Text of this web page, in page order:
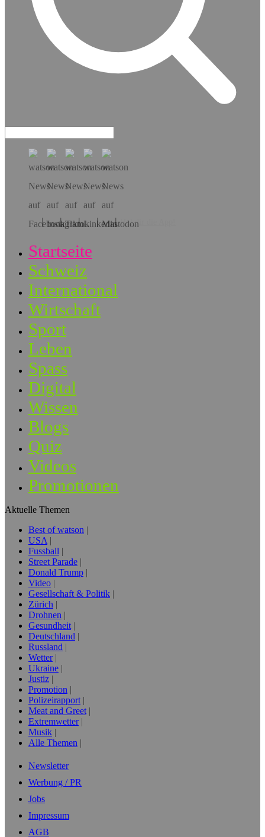
Hol dir die App!
Startseite
Schweiz
International
Wirtschaft
Sport
Leben
Spass
Digital
Wissen
Blogs
Quiz
Videos
Promotionen
Aktuelle Themen
Best of watson
USA
Fussball
Street Parade
Donald Trump
Video
Gesellschaft & Politik
Zürich
Drohnen
Gesundheit
Deutschland
Russland
Wetter
Ukraine
Justiz
Promotion
Polizeirapport
Meat and Greet
Extremwetter
Musik
Alle Themen
Newsletter
Werbung / PR
Jobs
Impressum
AGB